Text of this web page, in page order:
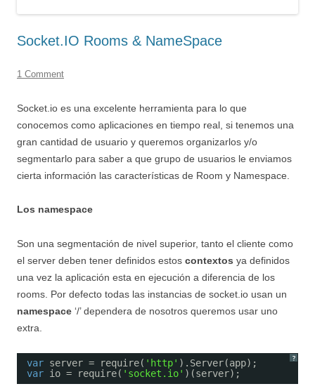
Socket.IO Rooms & NameSpace
1 Comment
Socket.io es una excelente herramienta para lo que
conocemos como aplicaciones en tiempo real, si tenemos una
gran cantidad de usuario y queremos organizarlos y/o
segmentarlo para saber a que grupo de usuarios le enviamos
cierta información las características de Room y Namespace.
Los namespace
Son una segmentación de nivel superior, tanto el cliente como
el server deben tener definidos estos contextos ya definidos
una vez la aplicación esta en ejecución a diferencia de los
rooms. Por defecto todas las instancias de socket.io usan un
namespace ‘/’ dependera de nosotros queremos usar uno
extra.
?
var server = require( 'http' ).Server(app);
var io = require( 'socket.io' )(server);